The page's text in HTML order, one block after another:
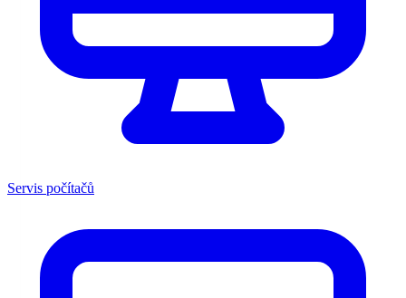
Servis počítačů